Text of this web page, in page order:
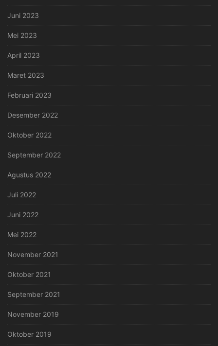
Juni 2023
Mei 2023
April 2023
Maret 2023
Februari 2023
Desember 2022
Oktober 2022
September 2022
Agustus 2022
Juli 2022
Juni 2022
Mei 2022
November 2021
Oktober 2021
September 2021
November 2019
Oktober 2019